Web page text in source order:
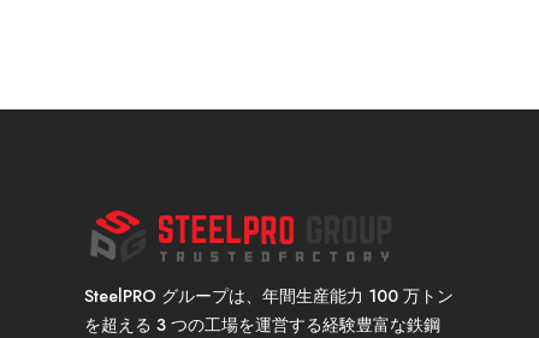
SteelPRO グループは、年間生産能力 100 万トン
を超える 3 つの工場を運営する経験豊富な鉄鋼